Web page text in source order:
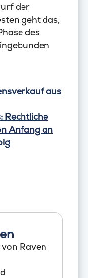
der
geht das,
des
aus
Rechtliche
Anfang an
Raven